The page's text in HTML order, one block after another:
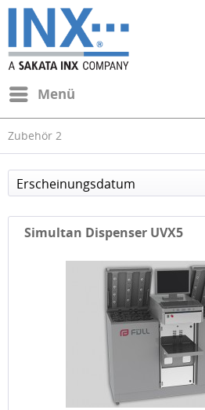
Menü
Zubehör 2
Erscheinungsdatum
Simultan Dispenser UVX5